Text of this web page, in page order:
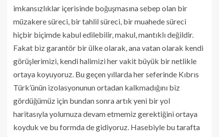
imkansızlıklar içerisinde boğuşmasına sebep olan bir
müzakere süreci, bir tahlil süreci, bir muahede süreci
hiçbir biçimde kabul edilebilir, makul, mantıklı değildir.
Fakat biz garantör bir ülke olarak, ana vatan olarak kendi
görüşlerimizi, kendi halimizi her vakit büyük bir netlikle
ortaya koyuyoruz. Bu geçen yıllarda her seferinde Kıbrıs
Türk’ünün izolasyonunun ortadan kalkmadığını biz
gördüğümüz için bundan sonra artık yeni bir yol
haritasıyla yolumuza devam etmemiz gerektiğini ortaya
koyduk ve bu formda de gidiyoruz. Hasebiyle bu tarafta